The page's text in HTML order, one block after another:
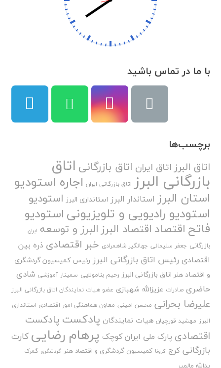
با ما در تماس باشید
برچسب‌ها
اتاق البرز اتاق ایران اتاق بازرگانی اتاق
بازرگانی البرز اتاق بازرگانی ایران اجاره استودیو
استان البرز استاندار البرز استانداری البرز استودیو
استودیو رادیویی و تلویزیونیاستودیو
فاتح اقتصاد اقتصاد البرزالبرز و توسعه ایران
بازرگانی جعفر سلیمانی جهانگیر شاهمرادی خبر اقتصادی ذره بین
اقتصادی رئیس اتاق بازرگانی البرز رئیس کمیسیون گردشگری
و اقتصاد هنر اتاق بازرگانی البرز رحیم بنامولایی سمینار آموزشی شادی
حاضری صادرات عزیزالله شهبازی عضو هیات نمایندگان اتاق بازرگانی البرز
علیرضا بحرانی محسن امینی معاون هماهنگی امور اقتصادی استانداری
البرز مهشید قورچیان هیات نمایندگان پادکست پادکست
اقتصادی پارک ملی ایران کوچک پرهام رضایی کارت
بازرگانی کرج کرونا کمیسیون گردشگری و اقتصاد هنر گردشگری گمرک
یدالله مالمیر